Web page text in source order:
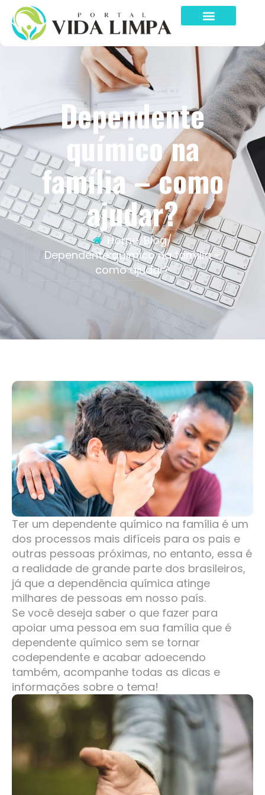
Dependente
químico na
família – como
ajudar?
Home/Blog/
Dependente químico na família –
como ajudar?
Ter um dependente químico na família é um
dos processos mais difíceis para os pais e
outras pessoas próximas, no entanto, essa é
a realidade de grande parte dos brasileiros,
já que a dependência química atinge
milhares de pessoas em nosso país.
Se você deseja saber o que fazer para
apoiar uma pessoa em sua família que é
dependente químico sem se tornar
codependente e acabar adoecendo
também, acompanhe todas as dicas e
informações sobre o tema!